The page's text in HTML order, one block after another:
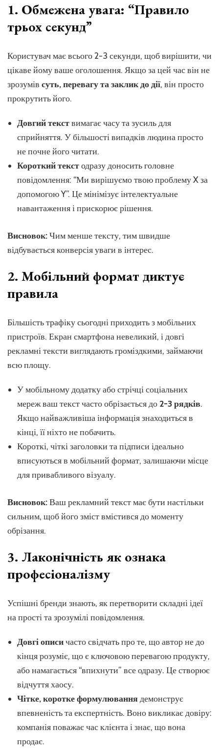
1. Обмежена увага: “Правило
трьох секунд”
Користувач має всього 2-3 секунди, щоб вирішити, чи
цікаве йому ваше оголошення. Якщо за цей час він не
зрозумів суть, перевагу та заклик до дії, він просто
прокрутить його.
Довгий текствимагає часу та зусиль для
сприйняття. У більшості випадків людина просто
не почне його читати.
Короткий текстодразу доносить головне
повідомлення: “Ми вирішуємо твою проблему X за
допомогою Y”. Це мінімізує інтелектуальне
навантаження і прискорює рішення.
Висновок:Чим менше тексту, тим швидше
відбувається конверсія уваги в інтерес.
2. Мобільний формат диктує
правила
Більшість трафіку сьогодні приходить з мобільних
пристроїв. Екран смартфона невеликий, і довгі
рекламні тексти виглядають громіздкими, займаючи
всю площу.
У мобільному додатку або стрічці соціальних
мереж ваш текст часто обрізається до 2-3 рядків.
Якщо найважливіша інформація знаходиться в
кінці, її ніхто не побачить.
Короткі, чіткі заголовки та підписи ідеально
вписуються в мобільний формат, залишаючи місце
для привабливого візуалу.
Висновок:Ваш рекламний текст має бути настільки
сильним, щоб його зміст вмістився до моменту
обрізання.
3. Лаконічність як ознака
професіоналізму
Успішні бренди знають, як перетворити складні ідеї
на прості та зрозумілі повідомлення.
Довгі описичасто свідчать про те, що автор не до
кінця розуміє, що є ключовою перевагою продукту,
або намагається “впихнути” все одразу. Це створює
відчуття хаосу.
Чітке, коротке формулюваннядемонструє
впевненість та експертність. Воно викликає довіру:
компанія поважає час клієнта і знає, що вона
продає.